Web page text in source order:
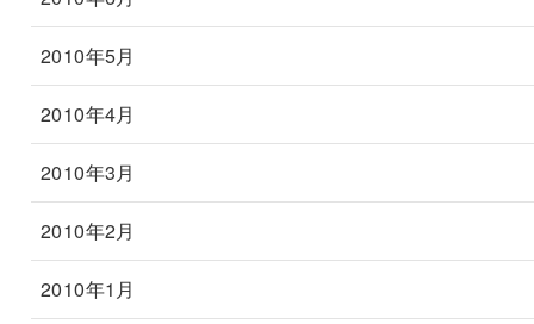
2010年5月
2010年4月
2010年3月
2010年2月
2010年1月